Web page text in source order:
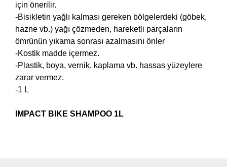
için önerilir.
-Bisikletin yağlı kalması gereken bölgelerdeki (göbek,
hazne vb.) yağı çözmeden, hareketli parçaların
ömrünün yıkama sonrası azalmasını önler
-Kostik madde içermez.
-Plastik, boya, vernik, kaplama vb. hassas yüzeylere
zarar vermez.
-1 L
IMPACT BIKE SHAMPOO 1L